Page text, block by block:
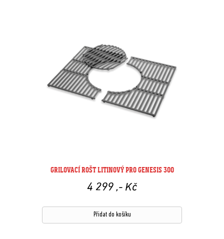
GRILOVACÍ ROŠT LITINOVÝ PRO GENESIS 300
4 299 ,- Kč
Přidat do košíku